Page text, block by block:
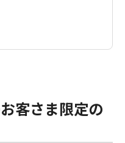
客さま限定の